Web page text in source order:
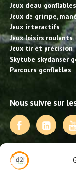
Jeux d’eau gonflables
Jeux de grimpe,
Jeux interactifs
Jeux loisirs roulants
Jeux tir et précision
Skytube skydanser
Parcours gonflables
Nous suivre sur
NOS
Activités, jeux et